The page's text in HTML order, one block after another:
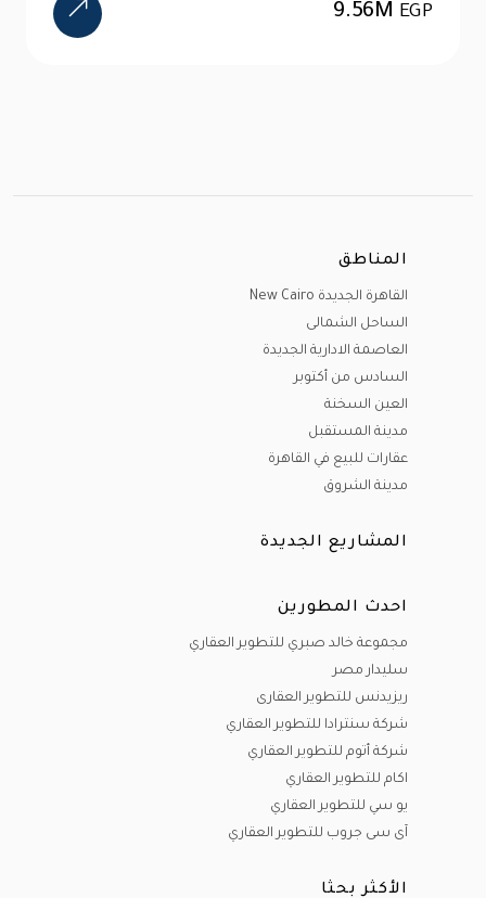
4.47M EGP
المناطق
القاهرة الجديدة New Cairo
الساحل الشمالى
العاصمة الادارية الجديدة
السادس من أكتوبر
العين السخنة
مدينة المستقبل
عقارات للبيع في القاهرة
مدينة الشروق
المشاريع الجديدة
احدث المطورين
مجموعة خالد صبري للتطوير العقاري
سليدار مصر
ريزيدنس للتطوير العقارى
شركة سنترادا للتطوير العقاري
شركة أتوم للتطوير العقاري
اكام للتطوير العقاري
يو سي للتطوير العقاري
آى سى جروب للتطوير العقاري
الأكثر بحثا